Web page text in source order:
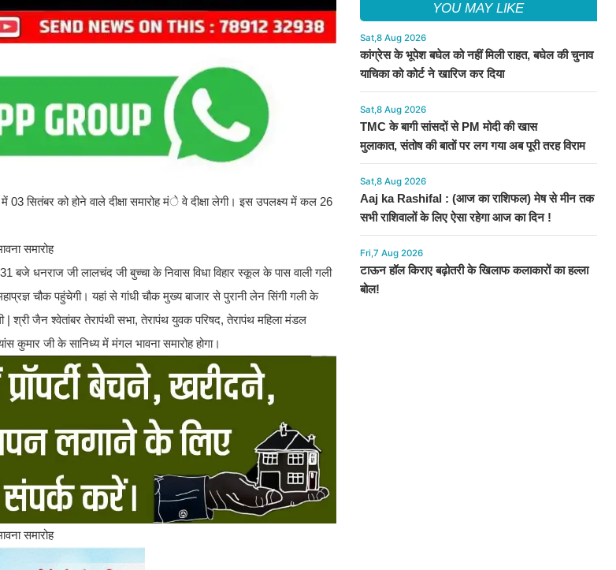
03 सितंबर को होने वाले दीक्षा समारोह मंे वे दीक्षा लेगी। इस उपलक्ष्य में कल 26
बजे धनराज जी लालचंद जी बुच्चा के निवास विधा विहार स्कूल के पास वाली गली
चौक पहुंचेगी। यहां से गांधी चौक मुख्य बाजार से पुरानी लेन सिंगी गली के
श्री जैन श्वेतांबर तेरापंथी सभा, तेरापंथ युवक परिषद, तेरापंथ महिला मंडल
कुमार जी के सानिध्य में मंगल भावना समारोह होगा।
YOU MAY LIKE
Sat,8 Aug 2026
कांग्रेस के भूपेश बघेल को नहीं मिली राहत, बघेल की चुनाव
याचिका को कोर्ट ने खारिज कर दिया
Sat,8 Aug 2026
TMC के बागी सांसदों से PM मोदी की खास
मुलाकात, संतोष की बातों पर लग गया अब पूरी तरह विराम
Sat,8 Aug 2026
Aaj ka Rashifal : (आज का राशिफल) मेष से मीन तक
सभी राशिवालों के लिए ऐसा रहेगा आज का दिन !
Fri,7 Aug 2026
टाऊन हॉल किराए बढ़ोतरी के खिलाफ कलाकारों का हल्ला
बोल!